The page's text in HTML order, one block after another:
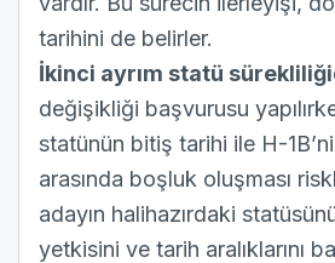
tarihini de belirler.
İkinci ayrım statü
değişikliği başvurusu
statünün bitiş tarihi ile H-
arasında boşluk oluşması
adayın halihazırdaki
yetkisini ve tarih aralıklarını